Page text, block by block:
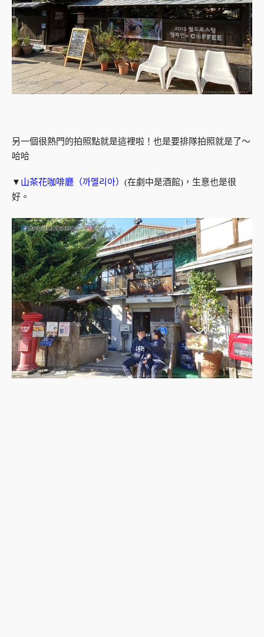
另一個很熱門的拍照點就是這裡啦！也是要排隊拍照就是了～
哈哈
▼ 山茶花咖啡廳（까멜리아） (在劇中是酒館)，生意也是很
好。